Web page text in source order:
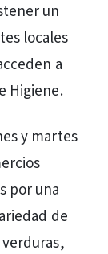
un
locales
a
Higiene.
y martes
por una
de